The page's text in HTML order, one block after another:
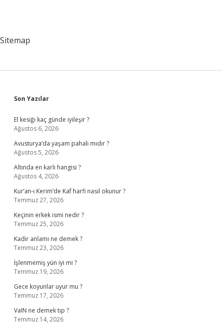
Sitemap
Sidebar
Son Yazılar
El kesiği kaç günde iyileşir ?
Ağustos 6, 2026
Avusturya’da yaşam pahalı mıdır ?
Ağustos 5, 2026
Altında en karlı hangisi ?
Ağustos 4, 2026
Kur’an-ı Kerim’de Kaf harfi nasıl okunur ?
Temmuz 27, 2026
Keçinin erkek ismi nedir ?
Temmuz 25, 2026
Kadir anlamı ne demek ?
Temmuz 23, 2026
İşlenmemiş yün iyi mi ?
Temmuz 19, 2026
Gece koyunlar uyur mu ?
Temmuz 17, 2026
VaIN ne demek tıp ?
Temmuz 14, 2026